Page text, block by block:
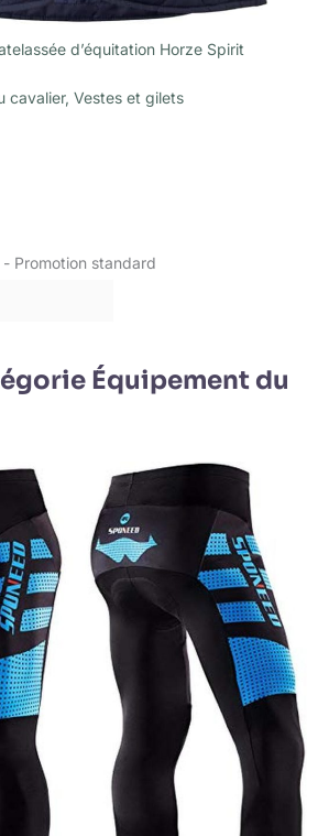
d’équitation Horze Spirit
cavalier, Vestes et gilets
Équipement du